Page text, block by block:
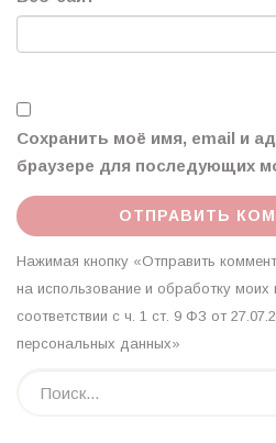
Сохранить моё имя, email и
браузере для последующих
Нажимая кнопку «Отправить
на использование и обработку
соответствии с ч. 1 ст. 9 ФЗ от
персональных данных»